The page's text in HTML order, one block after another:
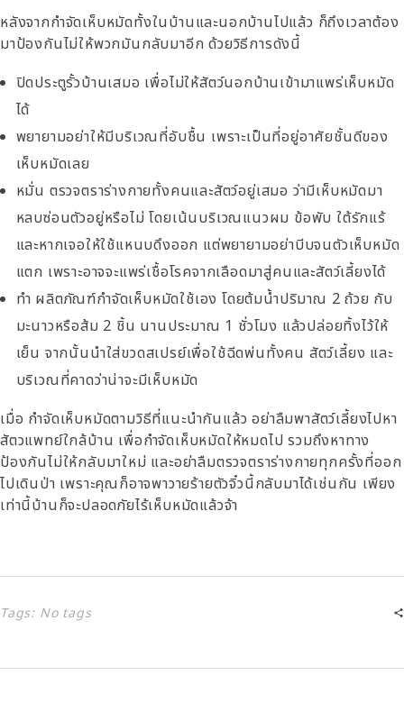
หลังจากกำจัดเห็บหมัดทั้งในบ้านและนอกบ้านไปแล้ว ก็ถึงเวลาต้อง
มาป้องกันไม่ให้พวกมันกลับมาอีก ด้วยวิธีการดังนี้
ปิดประตูรั้วบ้านเสมอ เพื่อไม่ให้สัตว์นอกบ้านเข้ามาแพร่เห็บหมัด
ได้
พยายามอย่าให้มีบริเวณที่อับชื้น เพราะเป็นที่อยู่อาศัยชั้นดีของ
เห็บหมัดเลย
หมั่น ตรวจตราร่างกายทั้งคนและสัตว์อยู่เสมอ ว่ามีเห็บหมัดมา
หลบซ่อนตัวอยู่หรือไม่ โดยเน้นบริเวณแนวผม ข้อพับ ใต้รักแร้
และหากเจอให้ใช้แหนบดึงออก แต่พยายามอย่าบีบจนตัวเห็บหมัด
แตก เพราะอาจจะแพร่เชื้อโรคจากเลือดมาสู่คนและสัตว์เลี้ยงได้
ทำ ผลิตภัณฑ์กำจัดเห็บหมัดใช้เอง โดยต้มน้ำปริมาณ 2 ถ้วย กับ
มะนาวหรือส้ม 2 ชิ้น นานประมาณ 1 ชั่วโมง แล้วปล่อยทิ้งไว้ให้
เย็น จากนั้นนำใส่ขวดสเปรย์เพื่อใช้ฉีดพ่นทั้งคน สัตว์เลี้ยง และ
บริเวณที่คาดว่าน่าจะมีเห็บหมัด
เมื่อ กำจัดเห็บหมัดตามวิธีที่แนะนำกันแล้ว อย่าลืมพาสัตว์เลี้ยงไปหา
สัตวแพทย์ใกล้บ้าน เพื่อกำจัดเห็บหมัดให้หมดไป รวมถึงหาทาง
ป้องกันไม่ให้กลับมาใหม่ และอย่าลืมตรวจตราร่างกายทุกครั้งที่ออก
ไปเดินป่า เพราะคุณก็อาจพาวายร้ายตัวจิ๋วนี้กลับมาได้เช่นกัน เพียง
เท่านี้บ้านก็จะปลอดภัยไร้เห็บหมัดแล้วจ้า
Tags: No tags